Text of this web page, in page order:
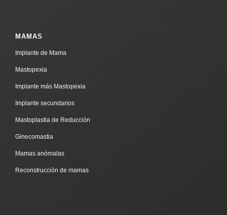
MAMAS
Implante de Mama
Mastopexia
Implante más Mastopexia
Implante secundarios
Mastoplastia de Reducción
Ginecomastia
Mamas anómalas
Reconstrucción de mamas